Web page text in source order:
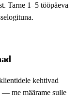
Tarne 1–5 tööpäeva
kehtivad
— me määrame sulle